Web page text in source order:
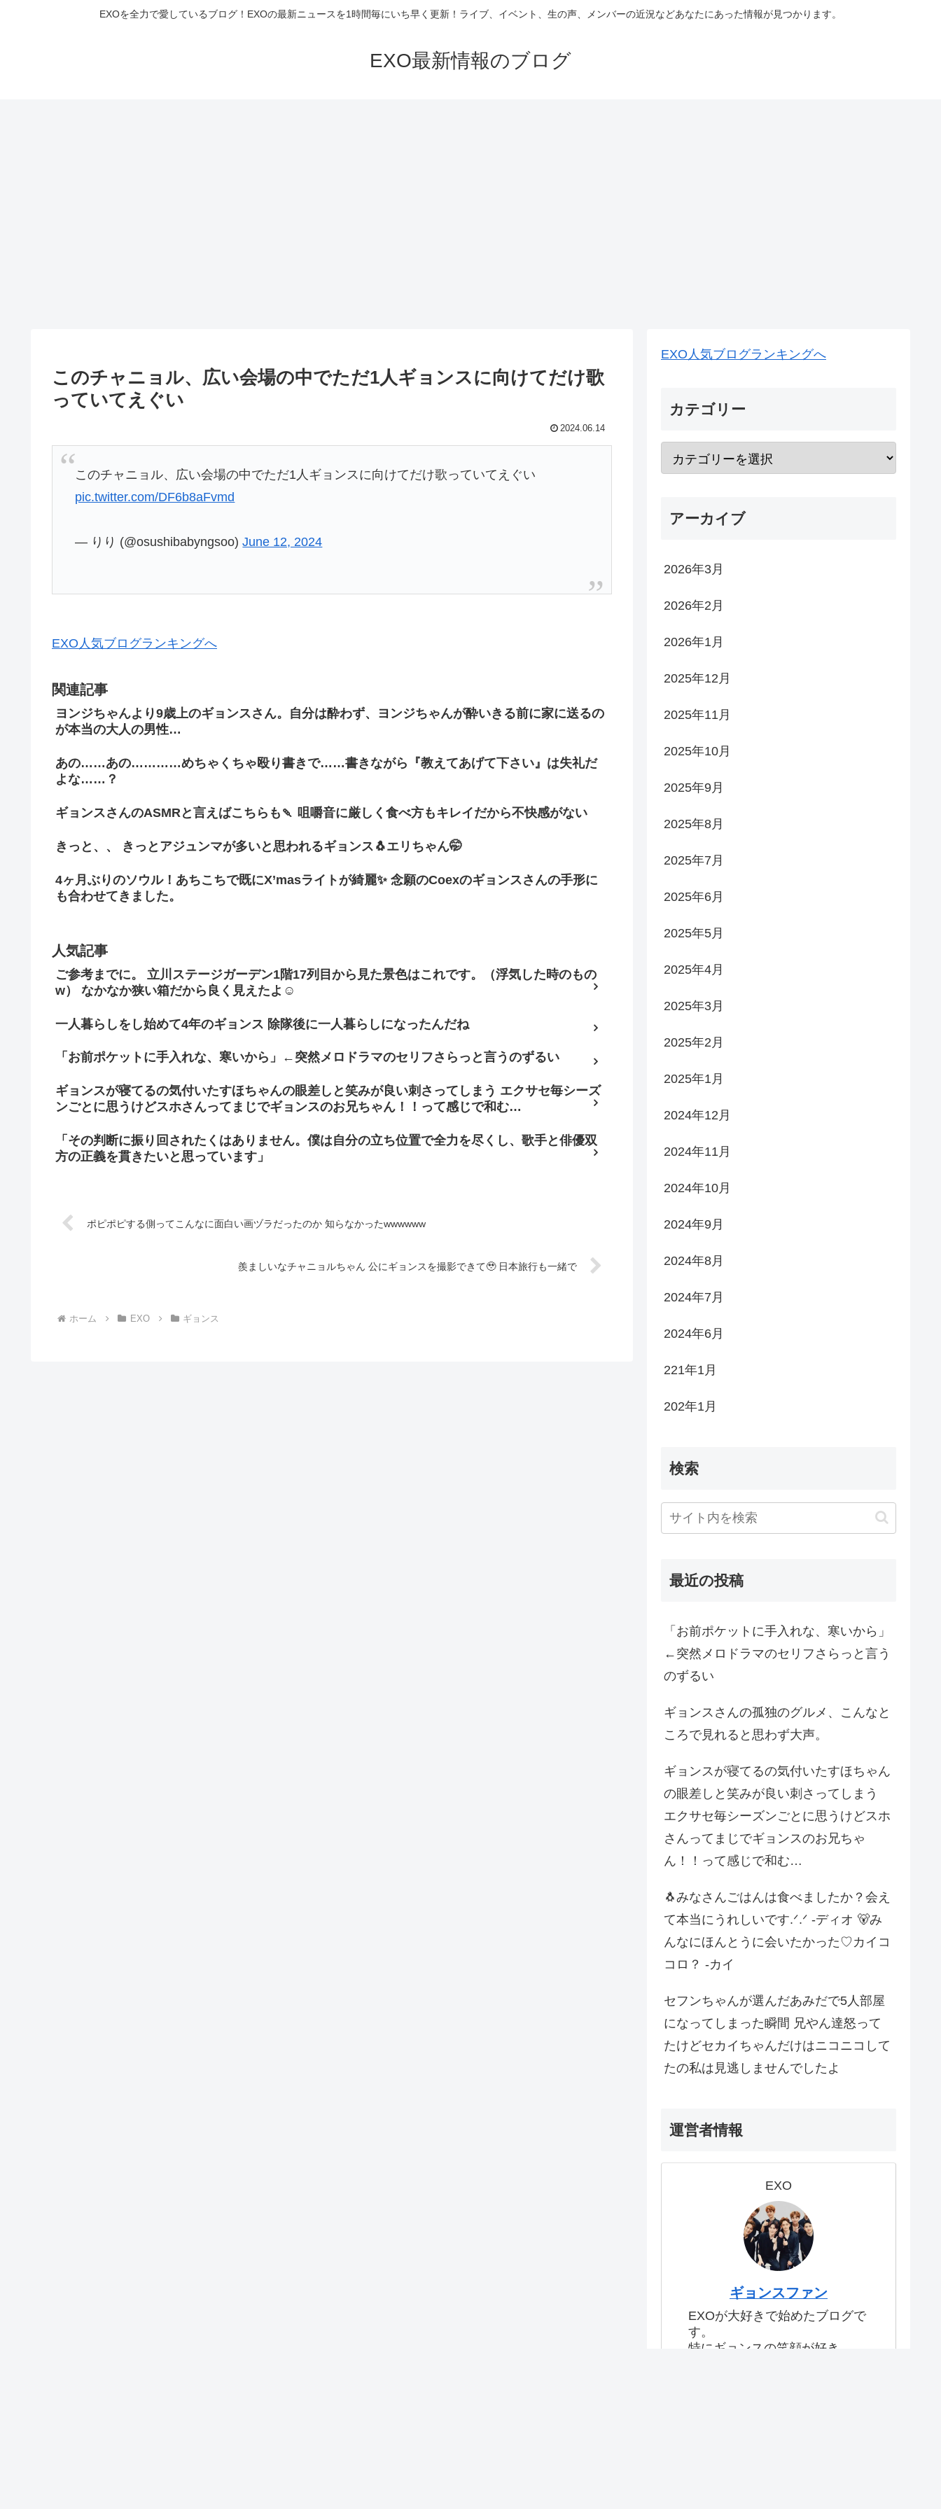
EXOを全力で愛しているブログ！EXOの最新ニュースを1時間毎にいち早く更新！ライブ、イベント、生の声、メンバーの近況などあなたにあった情報が見つかります。
EXO最新情報のブログ
このチャニョル、広い会場の中でただ1人ギョンスに向けてだけ歌
っていてえぐい
2024.06.14
このチャニョル、広い会場の中でただ1人ギョンスに向けてだけ歌っていてえぐい
pic.twitter.com/DF6b8aFvmd
— りり (@osushibabyngsoo)June 12, 2024
EXO人気ブログランキングへ
関連記事
ヨンジちゃんより9歳上のギョンスさん。自分は酔わず、ヨンジちゃんが酔いきる前に家に送るの
が本当の大人の男性…
あの……あの…………めちゃくちゃ殴り書きで……書きながら『教えてあげて下さい』は失礼だ
よな……？
ギョンスさんのASMRと言えばこちらも🍡 咀嚼音に厳しく食べ方もキレイだから不快感がない
きっと、、 きっとアジュンマが多いと思われるギョンス🐧エリちゃん🤭
4ヶ月ぶりのソウル！あちこちで既にX’masライトが綺麗✨ 念願のCoexのギョンスさんの手形に
も合わせてきました。
人気記事
ご参考までに。 立川ステージガーデン1階17列目から見た景色はこれです。（浮気した時のもの
w） なかなか狭い箱だから良く見えたよ☺
一人暮らしをし始めて4年のギョンス 除隊後に一人暮らしになったんだね
「お前ポケットに手入れな、寒いから」←突然メロドラマのセリフさらっと言うのずるい
ギョンスが寝てるの気付いたすほちゃんの眼差しと笑みが良い刺さってしまう エクサセ毎シーズ
ンごとに思うけどスホさんってまじでギョンスのお兄ちゃん！！って感じで和む…
「その判断に振り回されたくはありません。僕は自分の立ち位置で全力を尽くし、歌手と俳優双
方の正義を貫きたいと思っています」
ポピポピする側ってこんなに面白い画ヅラだったのか 知らなかったwwwwww
羨ましいなチャニョルちゃん 公にギョンスを撮影できて🥹 日本旅行も一緒で
ホーム EXO ギョンス
EXO人気ブログランキングへ
カテゴリー
アーカイブ
2026年3月
2026年2月
2026年1月
2025年12月
2025年11月
2025年10月
2025年9月
2025年8月
2025年7月
2025年6月
2025年5月
2025年4月
2025年3月
2025年2月
2025年1月
2024年12月
2024年11月
2024年10月
2024年9月
2024年8月
2024年7月
2024年6月
221年1月
202年1月
検索
最近の投稿
「お前ポケットに手入れな、寒いから」
←突然メロドラマのセリフさらっと言う
のずるい
ギョンスさんの孤独のグルメ、こんなと
ころで見れると思わず大声。
ギョンスが寝てるの気付いたすほちゃん
の眼差しと笑みが良い刺さってしまう
エクサセ毎シーズンごとに思うけどスホ
さんってまじでギョンスのお兄ちゃ
ん！！って感じで和む…
🐧みなさんごはんは食べましたか？会え
て本当にうれしいです.ᐟ.ᐟ -ディオ 🐻み
んなにほんとうに会いたかった♡カイコ
コロ？ -カイ
セフンちゃんが選んだあみだで5人部屋
になってしまった瞬間 兄やん達怒って
たけどセカイちゃんだけはニコニコして
たの私は見逃しませんでしたよ
運営者情報
EXO
ギョンスファン
EXOが大好きで始めたブログで
す。
特にギョンスの笑顔が好き。